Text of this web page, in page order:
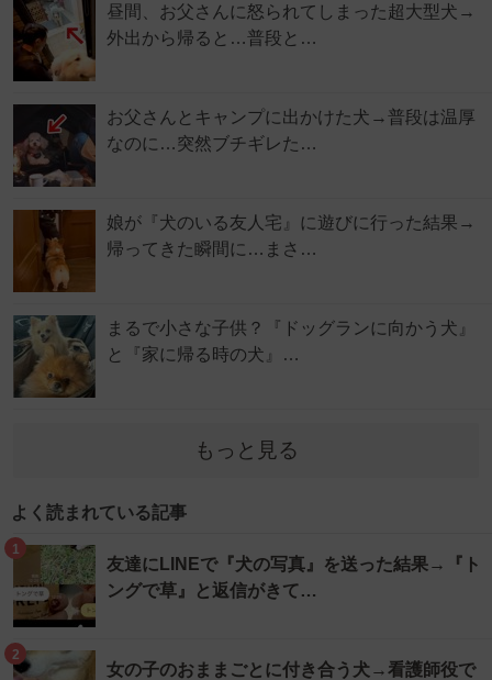
昼間、お父さんに怒られてしまった超大型犬→
外出から帰ると…普段と…
お父さんとキャンプに出かけた犬→普段は温厚
なのに…突然ブチギレた…
娘が『犬のいる友人宅』に遊びに行った結果→
帰ってきた瞬間に…まさ…
まるで小さな子供？『ドッグランに向かう犬』
と『家に帰る時の犬』…
もっと見る
よく読まれている記事
1
友達にLINEで『犬の写真』を送った結果→『ト
ングで草』と返信がきて…
2
女の子のおままごとに付き合う犬→看護師役で